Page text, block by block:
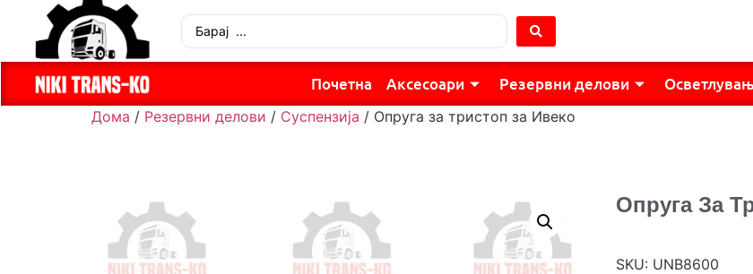
Почетна Аксесоари Резервни делови
Дома / Резервни делови / Суспензија / Опруга за тристоп за Ивеко
Опруга За
SKU: UNB8600